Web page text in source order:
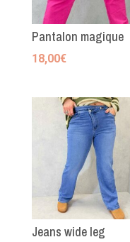
Pantalon magique
18,00€
Jeans wide leg